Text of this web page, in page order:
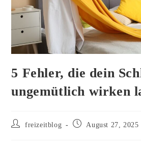
5 Fehler, die dein
ungemütlich wirken
Beitrags-
freizeitblog
BeitragAugust 27, 2025